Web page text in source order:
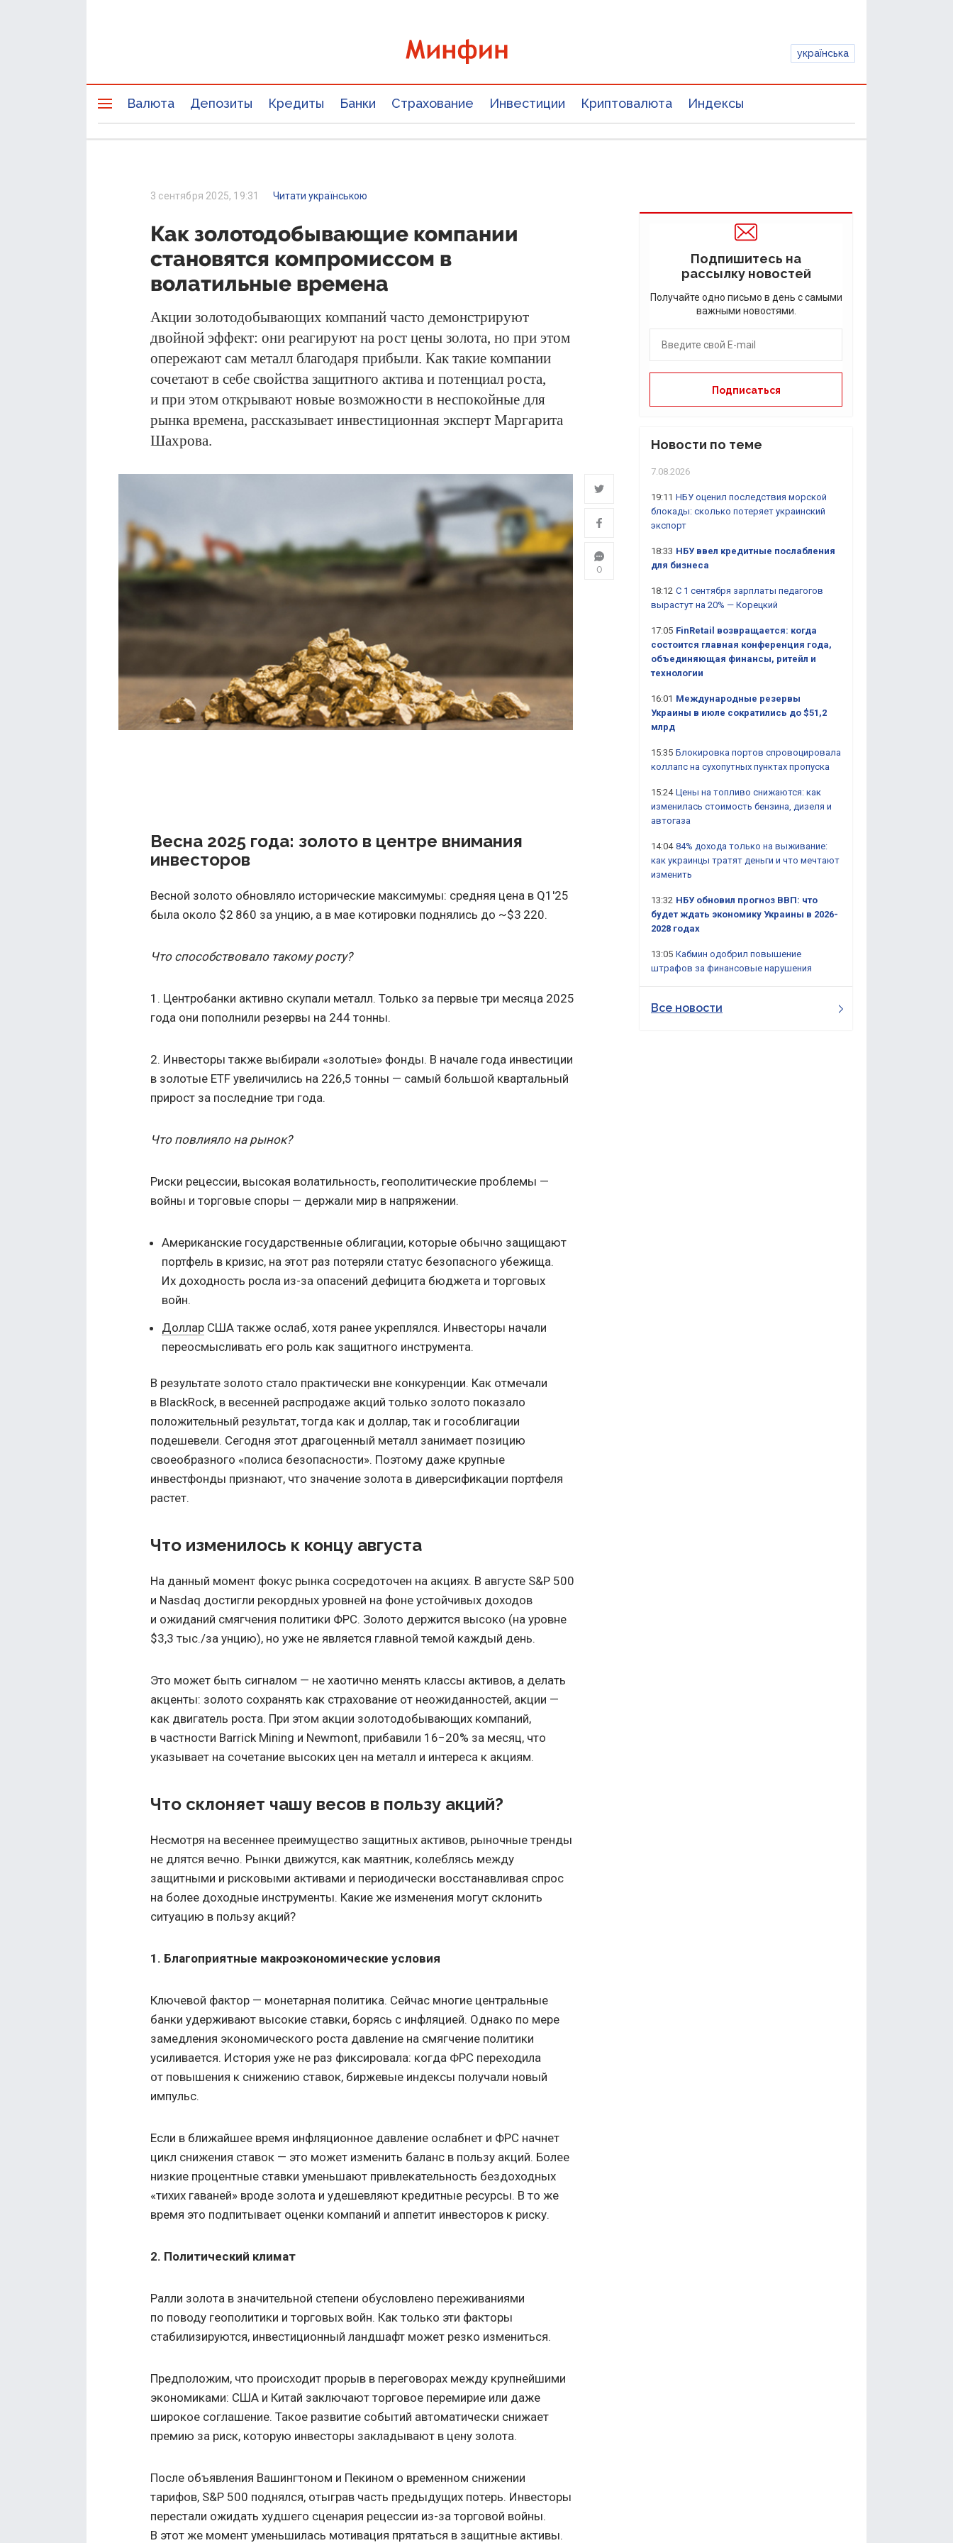
українська
Валюта Депозиты Кредиты Банки Страхование Инвестиции Криптовалюта Индексы
3 сентября 2025, 19:31 Читати українською
Как золотодобывающие компании
становятся компромиссом в
волатильные времена
Акции золотодобывающих компаний часто демонстрируют
двойной эффект: они реагируют на рост цены золота, но при этом
опережают сам металл благодаря прибыли. Как такие компании
сочетают в себе свойства защитного актива и потенциал роста,
и при этом открывают новые возможности в неспокойные для
рынка времена, рассказывает инвестиционная эксперт Маргарита
Шахрова.
0
Весна 2025 года: золото в центре внимания
инвесторов
Весной золото обновляло исторические максимумы: средняя цена в Q1'25
была около $2 860 за унцию, а в мае котировки поднялись до ~$3 220.
Что способствовало такому росту?
1. Центробанки активно скупали металл. Только за первые три месяца 2025
года они пополнили резервы на 244 тонны.
2. Инвесторы также выбирали «золотые» фонды. В начале года инвестиции
в золотые ETF увеличились на 226,5 тонны — самый большой квартальный
прирост за последние три года.
Что повлияло на рынок?
Риски рецессии, высокая волатильность, геополитические проблемы —
войны и торговые споры — держали мир в напряжении.
Американские государственные облигации, которые обычно защищают
портфель в кризис, на этот раз потеряли статус безопасного убежища.
Их доходность росла из-за опасений дефицита бюджета и торговых
войн.
Доллар США также ослаб, хотя ранее укреплялся. Инвесторы начали
переосмысливать его роль как защитного инструмента.
В результате золото стало практически вне конкуренции. Как отмечали
в BlackRock, в весенней распродаже акций только золото показало
положительный результат, тогда как и доллар, так и гособлигации
подешевели. Сегодня этот драгоценный металл занимает позицию
своеобразного «полиса безопасности». Поэтому даже крупные
инвестфонды признают, что значение золота в диверсификации портфеля
растет.
Что изменилось к концу августа
На данный момент фокус рынка сосредоточен на акциях. В августе S&P 500
и Nasdaq достигли рекордных уровней на фоне устойчивых доходов
и ожиданий смягчения политики ФРС. Золото держится высоко (на уровне
$3,3 тыс./за унцию), но уже не является главной темой каждый день.
Это может быть сигналом — не хаотично менять классы активов, а делать
акценты: золото сохранять как страхование от неожиданностей, акции —
как двигатель роста. При этом акции золотодобывающих компаний,
в частности Barrick Mining и Newmont, прибавили 16−20% за месяц, что
указывает на сочетание высоких цен на металл и интереса к акциям.
Что склоняет чашу весов в пользу акций?
Несмотря на весеннее преимущество защитных активов, рыночные тренды
не длятся вечно. Рынки движутся, как маятник, колеблясь между
защитными и рисковыми активами и периодически восстанавливая спрос
на более доходные инструменты. Какие же изменения могут склонить
ситуацию в пользу акций?
1. Благоприятные макроэкономические условия
Ключевой фактор — монетарная политика. Сейчас многие центральные
банки удерживают высокие ставки, борясь с инфляцией. Однако по мере
замедления экономического роста давление на смягчение политики
усиливается. История уже не раз фиксировала: когда ФРС переходила
от повышения к снижению ставок, биржевые индексы получали новый
импульс.
Если в ближайшее время инфляционное давление ослабнет и ФРС начнет
цикл снижения ставок — это может изменить баланс в пользу акций. Более
низкие процентные ставки уменьшают привлекательность бездоходных
«тихих гаваней» вроде золота и удешевляют кредитные ресурсы. В то же
время это подпитывает оценки компаний и аппетит инвесторов к риску.
2. Политический климат
Ралли золота в значительной степени обусловлено переживаниями
по поводу геополитики и торговых войн. Как только эти факторы
стабилизируются, инвестиционный ландшафт может резко измениться.
Предположим, что происходит прорыв в переговорах между крупнейшими
экономиками: США и Китай заключают торговое перемирие или даже
широкое соглашение. Такое развитие событий автоматически снижает
премию за риск, которую инвесторы закладывают в цену золота.
После объявления Вашингтоном и Пекином о временном снижении
тарифов, S&P 500 поднялся, отыграв часть предыдущих потерь. Инвесторы
перестали ожидать худшего сценария рецессии из-за торговой войны.
В этот же момент уменьшилась мотивация прятаться в защитные активы.
Подпишитесь на
рассылку новостей
Получайте одно письмо в день с самыми
важными новостями.
Новости по теме
7.08.2026
19:11 НБУ оценил последствия морской
блокады: сколько потеряет украинский
экспорт
18:33 НБУ ввел кредитные послабления
для бизнеса
18:12 С 1 сентября зарплаты педагогов
вырастут на 20% — Корецкий
17:05 FinRetail возвращается: когда
состоится главная конференция года,
объединяющая финансы, ритейл и
технологии
16:01 Международные резервы
Украины в июле сократились до $51,2
млрд
15:35 Блокировка портов спровоцировала
коллапс на сухопутных пунктах пропуска
15:24 Цены на топливо снижаются: как
изменилась стоимость бензина, дизеля и
автогаза
14:04 84% дохода только на выживание:
как украинцы тратят деньги и что мечтают
изменить
13:32 НБУ обновил прогноз ВВП: что
будет ждать экономику Украины в 2026-
2028 годах
13:05 Кабмин одобрил повышение
штрафов за финансовые нарушения
Все новости